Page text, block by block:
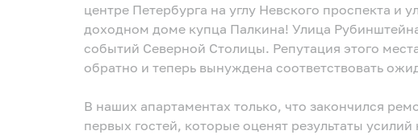
центре Петербурга на углу Невского проспекта и
доходном доме купца Палкина! Улица
событий Северной Столицы. Репутация этого места облетела весь мир, вернулась
обратно и теперь вынуждена соответствовать
В наших апартаментах только, что закончился
первых гостей, которые оценят результаты усилий нашего дизайнера : всё